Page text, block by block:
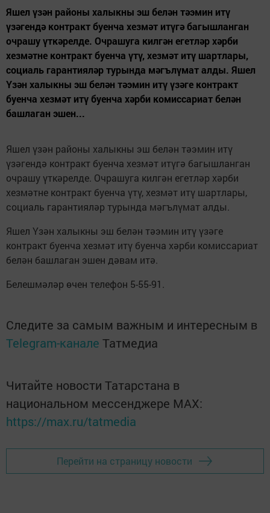
Яшел үзән районы халыкны эш белән тәэмин итү
үзәгендә контракт буенча хезмәт итүгә багышланган
очрашу үткәрелде. Очрашуга килгән егетләр хәрби
хезмәтне контракт буенча үтү, хезмәт итү шартлары,
социаль гарантияләр турында мәгълүмат алды. Яшел
Үзән халыкны эш белән тәэмин итү үзәге контракт
буенча хезмәт итү буенча хәрби комиссариат белән
башлаган эшен...
Яшел үзән районы халыкны эш белән тәэмин итү
үзәгендә контракт буенча хезмәт итүгә багышланган
очрашу үткәрелде. Очрашуга килгән егетләр хәрби
хезмәтне контракт буенча үтү, хезмәт итү шартлары,
социаль гарантияләр турында мәгълүмат алды.
Яшел Үзән халыкны эш белән тәэмин итү үзәге
контракт буенча хезмәт итү буенча хәрби комиссариат
белән башлаган эшен дәвам итә.
Белешмәләр өчен телефон 5-55-91.
Следите за самым важным и интересным в
Telegram-канале Татмедиа
Читайте новости Татарстана в
национальном мессенджере MАХ:
https://max.ru/tatmedia
Перейти на страницу новости